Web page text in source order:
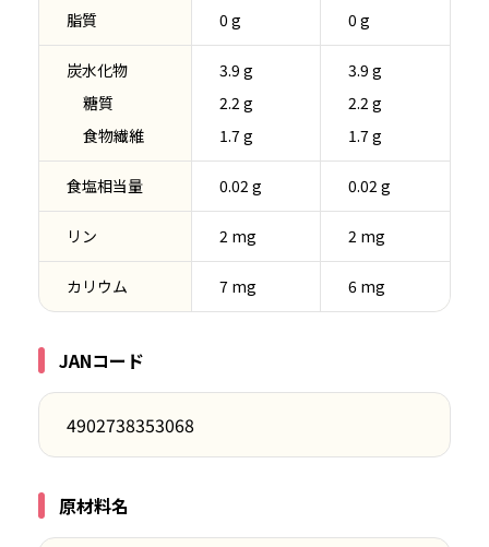
脂質 0 g 0 g
炭水化物 3.9 g
3.9 g
糖質
2.2 g
2.2 g
食物繊維
1.7 g 1.7 g
食塩相当量 0.02 g 0.02 g
リン 2 mg 2 mg
カリウム 7 mg 6 mg
JANコード
4902738353068
原材料名